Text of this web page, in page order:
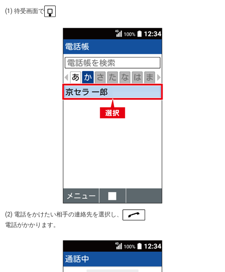
(1) 待受画面で
(2) 電話をかけたい相手の連絡先を選択し、
電話がかかります。